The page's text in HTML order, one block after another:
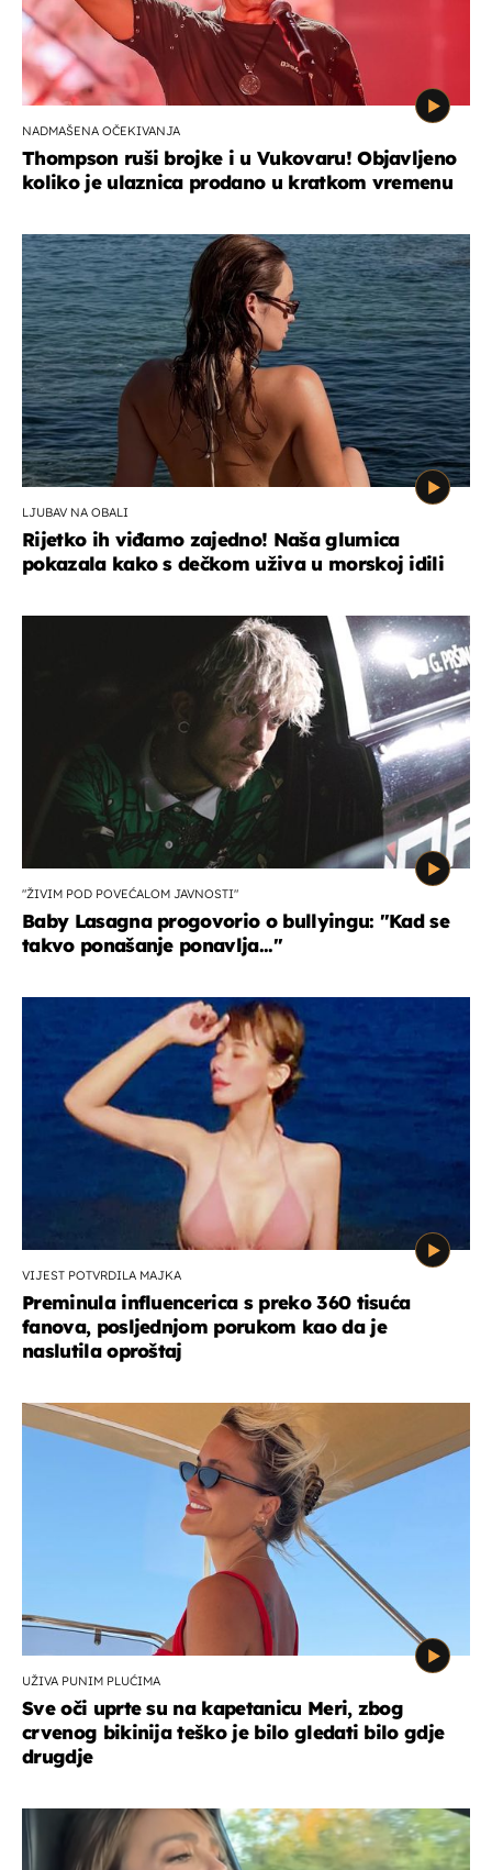
NADMAŠENA OČEKIVANJA
Thompson ruši brojke i u Vukovaru! Objavljeno
koliko je ulaznica prodano u kratkom vremenu
LJUBAV NA OBALI
Rijetko ih viđamo zajedno! Naša glumica
pokazala kako s dečkom uživa u morskoj idili
"ŽIVIM POD POVEĆALOM JAVNOSTI"
Baby Lasagna progovorio o bullyingu: "Kad se
takvo ponašanje ponavlja..."
VIJEST POTVRDILA MAJKA
Preminula influencerica s preko 360 tisuća
fanova, posljednjom porukom kao da je
naslutila oproštaj
UŽIVA PUNIM PLUĆIMA
Sve oči uprte su na kapetanicu Meri, zbog
crvenog bikinija teško je bilo gledati bilo gdje
drugdje